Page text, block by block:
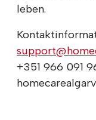
leben.
+351 966 091